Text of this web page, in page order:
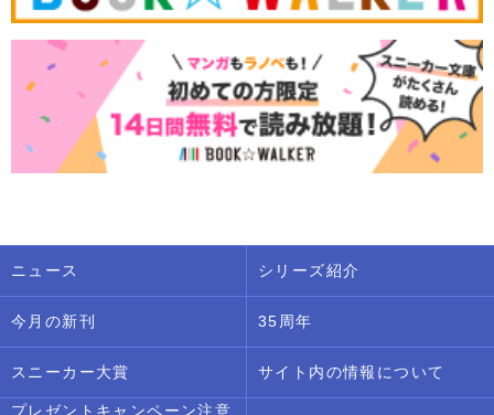
ニュース シリーズ紹介
今月の新刊 35周年
スニーカー大賞 サイト内の情報について
プレゼントキャンペーン注意